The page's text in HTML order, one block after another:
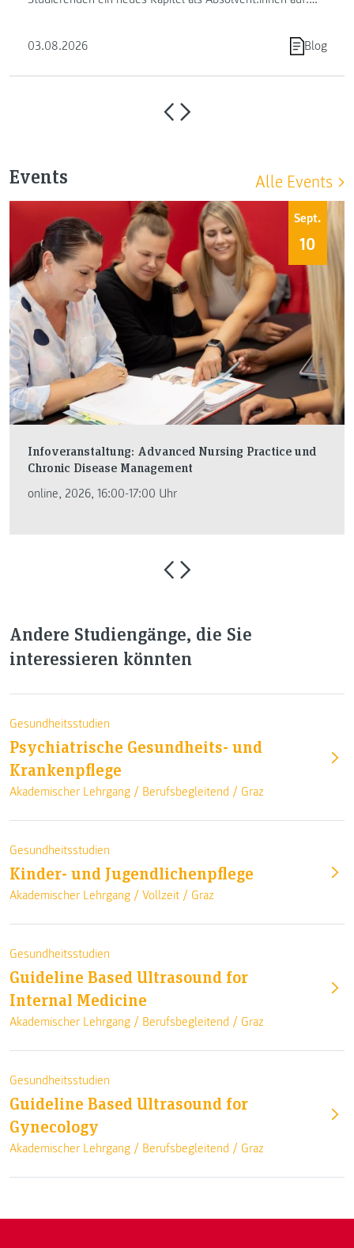
03.08.2026
Blog
Events Alle Events
Sept.
10
Infoveranstaltung: Advanced Nursing Practice und
Chronic Disease Management
online, 2026, 16:00-17:00 Uhr
Andere Studiengänge, die Sie
interessieren könnten
Gesundheitsstudien
Psychiatrische Gesundheits- und
Krankenpflege
Akademischer Lehrgang / Berufsbegleitend / Graz
Gesundheitsstudien
Kinder- und Jugendlichenpflege
Akademischer Lehrgang / Vollzeit / Graz
Gesundheitsstudien
Guideline Based Ultrasound for
Internal Medicine
Akademischer Lehrgang / Berufsbegleitend / Graz
Gesundheitsstudien
Guideline Based Ultrasound for
Gynecology
Akademischer Lehrgang / Berufsbegleitend / Graz